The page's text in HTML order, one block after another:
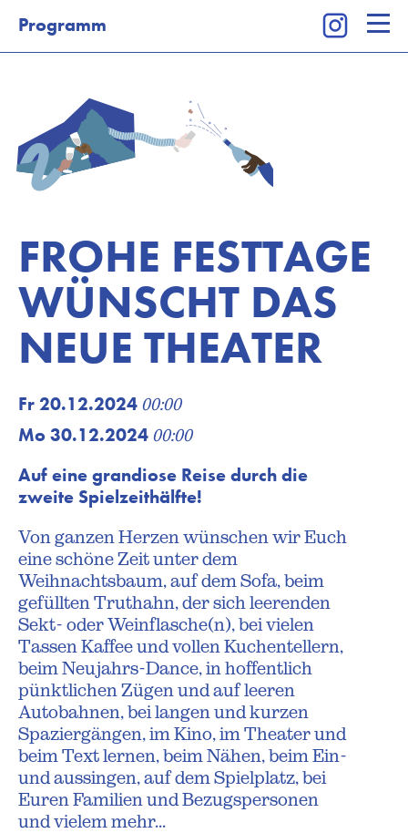
Programm
Kalender
Tickets
Besuch
Theaterkurse
Wir
Newsletter
Newsletter Kinderprogramm
FROHE FESTTAGE
WÜNSCHT DAS
NEUE THEATER
Fr 20.12.2024 00:00
Mo 30.12.2024 00:00
Auf eine grandiose Reise durch die
zweite Spielzeithälfte!
Von ganzen Herzen wünschen wir Euch
eine schöne Zeit unter dem
Weihnachtsbaum, auf dem Sofa, beim
gefüllten Truthahn, der sich leerenden
Sekt- oder Weinflasche(n), bei vielen
Tassen Kaffee und vollen Kuchentellern,
beim Neujahrs-Dance, in hoffentlich
pünktlichen Zügen und auf leeren
Autobahnen, bei langen und kurzen
Spaziergängen, im Kino, im Theater und
beim Text lernen, beim Nähen, beim Ein-
und aussingen, auf dem Spielplatz, bei
Euren Familien und Bezugspersonen
und vielem mehr...